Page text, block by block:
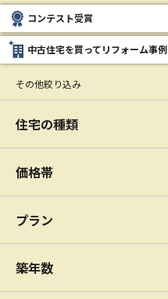
コンテスト受賞
中古住宅を買ってリフォーム事例
その他絞り込み
住宅の種類
価格帯
プラン
築年数